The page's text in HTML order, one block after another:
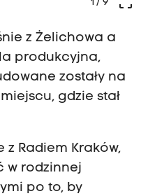
1/ 9
z Żelichowa a
produkcyjna,
zostały na
gdzie stał
z Radiem Kraków,
w rodzinnej
po to, by